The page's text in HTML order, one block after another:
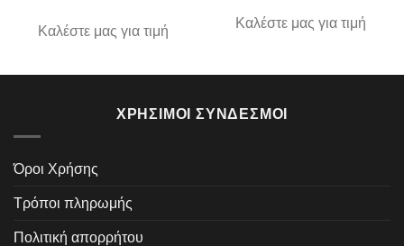
Καλέστε μας για τιμή
Καλέστε μας για τιμή
ΧΡΉΣΙΜΟΙ ΣΎΝΔΕΣΜΟΙ
Όροι Χρήσης
Τρόποι πληρωμής
Πολιτική απορρήτου